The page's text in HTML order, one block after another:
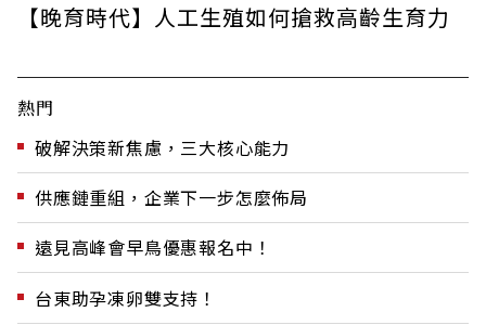
【晚育時代】人工生殖如何搶救高齡生育力
熱門
破解決策新焦慮，三大核心能力
供應鏈重組，企業下一步怎麼佈局
遠見高峰會早鳥優惠報名中！
台東助孕凍卵雙支持！